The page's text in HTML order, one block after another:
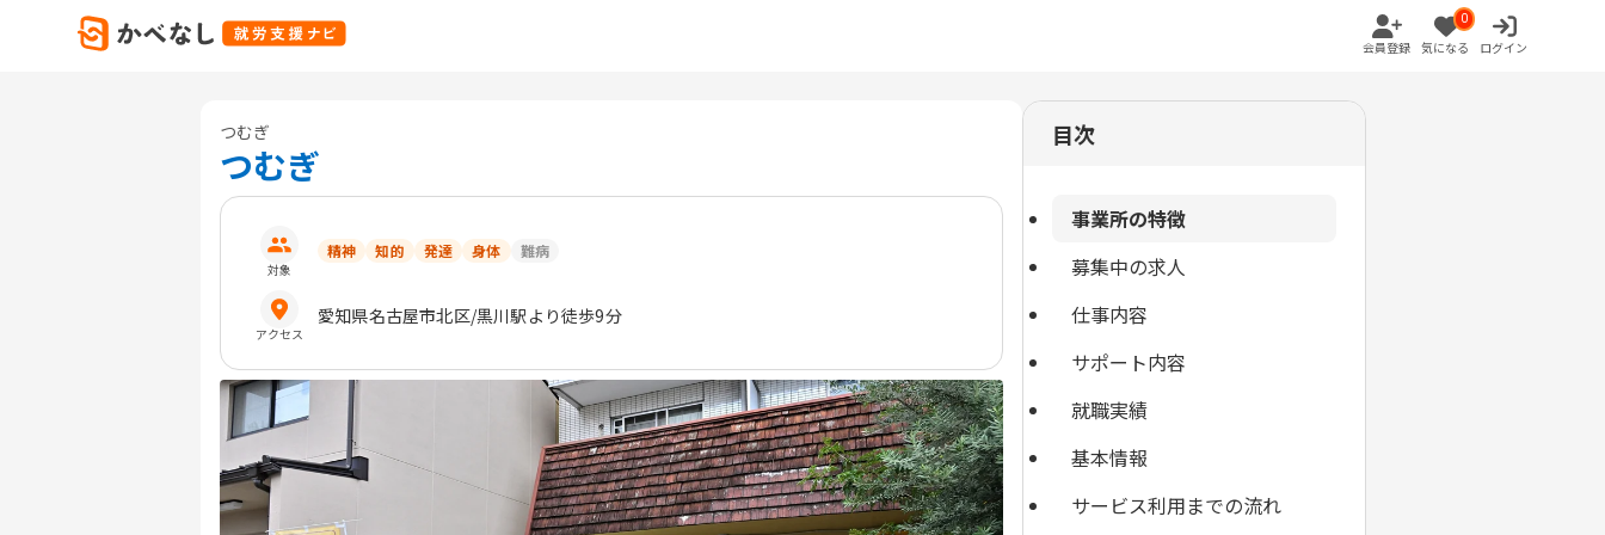
会員登録
0
気になる ログイン
つむぎ
つむぎ
対象
精神 知的 発達 身体 難病
アクセス
愛知県名古屋市北区/黒川駅より徒歩9分
目次
事業所の特徴
募集中の求人
仕事内容
サポート内容
就職実績
基本情報
サービス利用までの流れ